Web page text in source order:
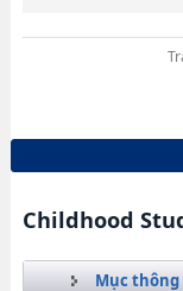
Childhood
Mục